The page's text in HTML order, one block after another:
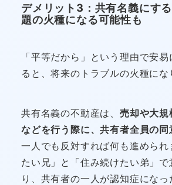
デメリット3：共有名義にす
題の火種になる可能性も
「平等だから」という理由で安
ると、将来のトラブルの火種にな
共有名義の不動産は、 売却や大規
などを行う際に、共有者全員の同
一人でも反対すれば何も進められ
たい兄」と「住み続けたい弟」で
り、共有者の一人が認知症になっ